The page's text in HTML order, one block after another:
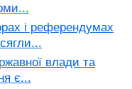
і референдумах
влади та
є...